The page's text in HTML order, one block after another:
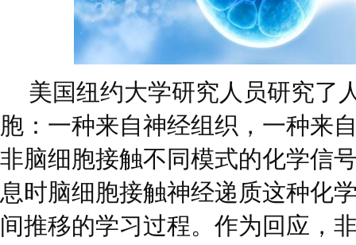
美国纽约大学研究人员研究了
胞：一种来自神经组织，一种来
非脑细胞接触不同模式的化学信
息时脑细胞接触神经递质这种化
间推移的学习过程。作为回应，